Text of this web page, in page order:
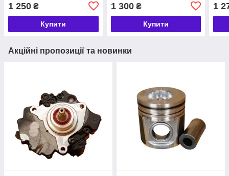
1 250 ₴
Купити
1 300₴
Купити
1
Акційні пропозиції та новинки